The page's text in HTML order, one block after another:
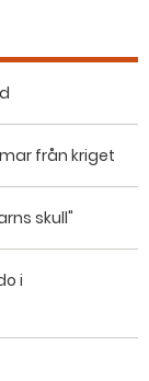
från kriget
skull"
i